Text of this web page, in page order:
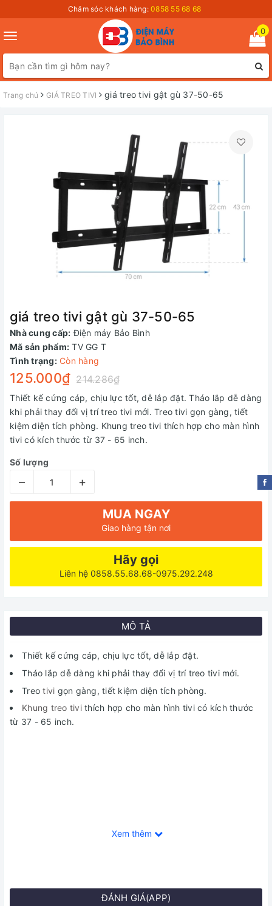
Chăm sóc khách hàng: 0858 55 68 68
Toggle
navigation
0
Trang chủ GIÁ TREO TIVI giá treo tivi gật gù 37-50-65
giá treo tivi gật gù 37-50-65
Nhà cung cấp: Điện máy Bảo Bình
Mã sản phẩm: TV GG T
Tình trạng: Còn hàng
125.000₫ 214.286₫
Thiết kế cứng cáp, chịu lực tốt, dễ lắp đặt. Tháo lắp dễ dàng
khi phải thay đổi vị trí treo tivi mới. Treo tivi gọn gàng, tiết
kiệm diện tích phòng. Khung treo tivi thích hợp cho màn hình
tivi có kích thước từ 37 - 65 inch.
Số lượng
– +
MUA NGAY
Giao hàng tận nơi
Hãy gọi
Liên hệ 0858.55.68.68-0975.292.248
MÔ TẢ
Thiết kế cứng cáp, chịu lực tốt, dễ lắp đặt.
Tháo lắp dễ dàng khi phải thay đổi vị trí treo tivi mới.
Treotivi gọn gàng, tiết kiệm diện tích phòng.
Khung treo tivithích hợp cho màn hình tivi có kích thước
từ 37 - 65 inch.
Xem thêm
ĐÁNH GIÁ(APP)